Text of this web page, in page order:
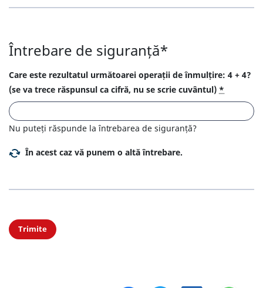
Întrebare de siguranță*
Care este rezultatul următoarei operații de înmulțire: 4 + 4?
(se va trece răspunsul ca cifră, nu se scrie cuvântul) *
Nu puteți răspunde la întrebarea de siguranță?
În acest caz vă punem o altă întrebare.
Trimite